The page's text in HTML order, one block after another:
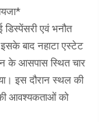
एवं भनौत
इसके बाद नहाटा एस्टेट
के आसपास स्थित चार
इस दौरान स्थल की
की आवश्यकताओं को